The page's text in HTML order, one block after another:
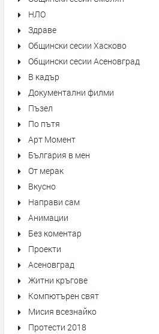
НЛО
Здраве
Общински сесии Хасково
Общински сесии Асеновград
В кадър
Документални филми
Пъзел
По пътя
Арт Момент
България в мен
От мерак
Вкусно
Направи сам
Анимации
Без коментар
Проекти
Асеновград
Житни кръгове
Компютърен свят
Мисия всезнайко
Протести 2018